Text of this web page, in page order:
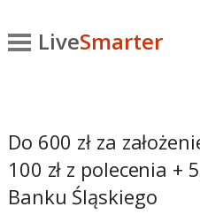
LiveSmarter
Do 600 zł za
100 zł z polecenia +
Banku Śląskiego